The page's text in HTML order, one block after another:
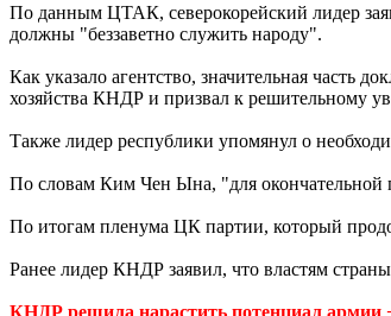
По данным ЦТАК, северокорейский лидер
должны "беззаветно служить народу".
Как указало агентство, значительная
хозяйства КНДР и призвал к решительному
Также лидер республики упомянул о
По словам Ким Чен Ына, "для окончательной
По итогам пленума ЦК партии, который
Ранее лидер КНДР заявил, что властям
КНДР решила нарастить потенциал